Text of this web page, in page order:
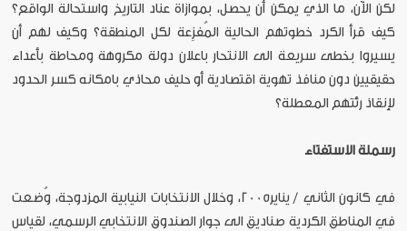
لكن الآن، ما الذي يُمكن أن يحصل، بموازاة عناد التاريخ واستحالة الواقع؟
كيف قرأ الكرد خطوتهم الحالية المُفزِعة لكل المنطقة؟ وكيف لهم أن
يسيروا بخطى سريعة الى الانتحار باعلان دولة مكروهة ومحاطة بأعداء
حقيقيين دون منافذ تهوية اقتصادية أو حليف محاذي بامكانه كسر الحدود
لإنقاذ رئتهم المعطلة؟
رسملة الاستفتاء
في كانون الثاني / يناير2005، وخلال الانتخابات النيابية المزدوجة، وُضعت
في المناطق الكردية صناديق الى جوار الصندوق الانتخابي الرسمي، لقياس